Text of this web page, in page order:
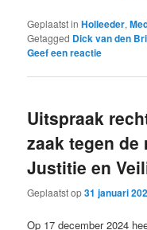
Geplaatst in Holleeder,
Getagged Dick van den
Geef een reactie
Uitspraak
zaak tegen
Justitie en
Geplaatst op31 januari
Op 17 december 2024